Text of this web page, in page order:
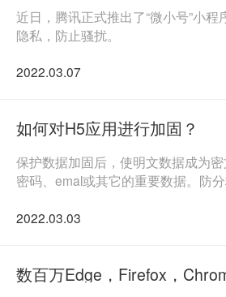
近日，腾讯正式推出了“微小号”小
隐私，防止骚扰。
2022.03.07
如何对H5应用进行加固？
保护数据加固后，使明文数据成为密
密码、emal或其它的重要数据。防
功能逻辑，也可以被修改、克隆出一
2022.03.03